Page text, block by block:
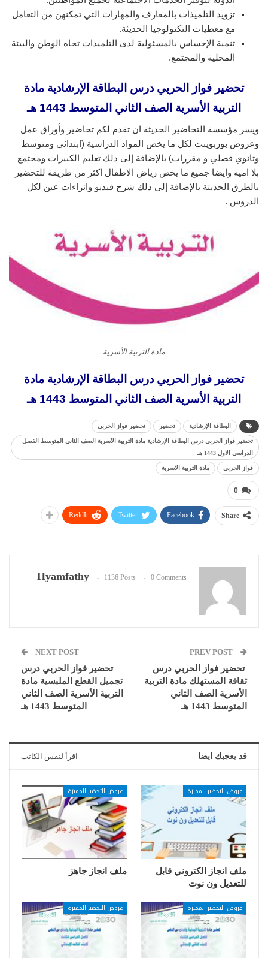
تزويد التلميذات بالمعارف والمهارات التي تمكنهن من التعامل
مع معطيات التكنولوجيا الحديثة.
تنمية الإحساس بالمسئولية لدى التلميذات تجاه الوطن والبيئة
المحلية والمجتمع.
تحضير فواز الحربي درس البطاقة الإرشادية مادة
التربية الأسرية الصف الثاني المتوسط 1443 هـ
ويسر مؤسسة التحاضير الحديثة ان تقدم لكم تحاضير وأوراق عمل
وعروض بوربوينت لكل ما يخص المواد الدراسية (ابتدائي ومتوسط
وثانوي فصلي و مقررات) بالإضافة إلى ذلك تعليم الكبيرات ومجتمع
بلا امية وايضا جميع ما يخص رياض الاطفال اكثر من طريقة للتحضير
بالطرق الحديثة بالإضافة إلى ذلك شرح فيديو واثراءات عين لكل
الدروس .
مادة التربية الأسرية
تحضير فواز الحربي درس البطاقة الإرشادية مادة
التربية الأسرية الصف الثاني المتوسط 1443 هـ
البطاقة الإرشادية تحضير تحضير فواز الحربي
تحضير فواز الحربي درس البطاقة الإرشادية مادة التربية الأسرية الصف الثاني المتوسط الفصل
الدراسي الاول 1443 هـ
فواز الحربي مادة التربية الاسرية
0
Share
Facebook
Twitter
ReddIt
Hyamfathy 1136 Posts 0 Comments
تحضير فواز الحربي درس
ثقافة المستهلك مادة التربية
الأسرية الصف الثاني
المتوسط 1443 هـ
NEXT POST
تحضير فواز الحربي درس
تجميل القطع الملبسية مادة
التربية الأسرية الصف الثاني
المتوسط 1443 هـ
قد يعجبك ايضا اقرأ لنفس الكاتب
عروض التحضير المميزة
ملف انجاز الكتروني قابل
للتعديل ون نوت
عروض التحضير المميزة
ملف انجاز جاهز
عروض التحضير المميزة عروض التحضير المميزة